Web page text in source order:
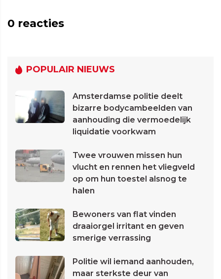
0 reacties
POPULAIR NIEUWS
Amsterdamse politie deelt
bizarre bodycambeelden van
aanhouding die vermoedelijk
liquidatie voorkwam
Twee vrouwen missen hun
vlucht en rennen het vliegveld
op om hun toestel alsnog te
halen
Bewoners van flat vinden
draaiorgel irritant en geven
smerige verrassing
Politie wil iemand aanhouden,
maar sterkste deur van